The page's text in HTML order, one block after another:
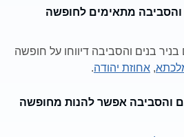
והסביבה מתאימים לחופשה
בנים והסביבה דיווחו על חופשה
, אחוזת יהודה.
והסביבה אפשר להנות מחופשה